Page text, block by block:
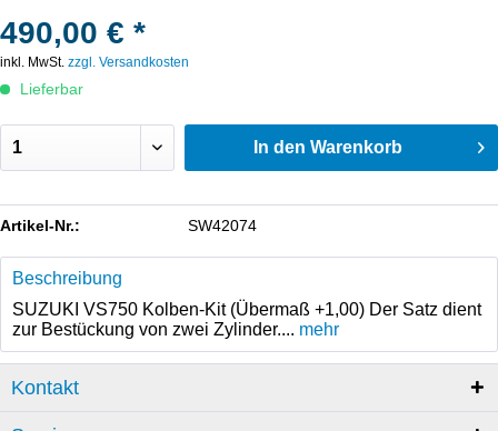
490,00 € *
inkl. MwSt. zzgl. Versandkosten
Lieferbar
In den Warenkorb
Artikel-Nr.: SW42074
Beschreibung
SUZUKI VS750 Kolben-Kit (Übermaß +1,00) Der Satz dient
zur Bestückung von zwei Zylinder.... mehr
Kontakt